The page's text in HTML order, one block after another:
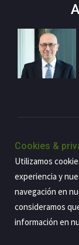
Cookies &
Utilizamos
experiencia y
navegación en
consideramos
información en